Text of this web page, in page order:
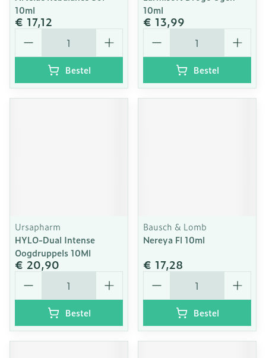
10ml
€ 17,12
Aantal
Bestel
10ml
€ 13,99
Aantal
Bestel
Ursapharm
HYLO-Dual Intense
Oogdruppels 10Ml
€ 20,90
Aantal
Bestel
Bausch & Lomb
Nereya Fl 10ml
€ 17,28
Aantal
Bestel